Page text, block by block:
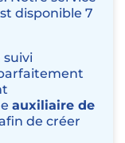
disponible 7
suivi
auxiliaire de
de créer